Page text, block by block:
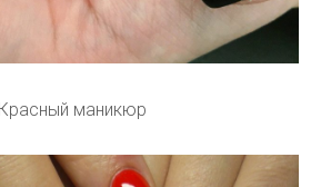
Красный маникюр